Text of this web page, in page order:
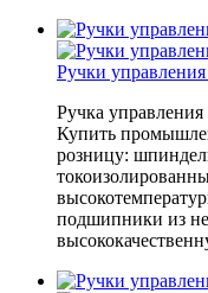
Ручки
Ручка
Купить
розницу:
подшипники из